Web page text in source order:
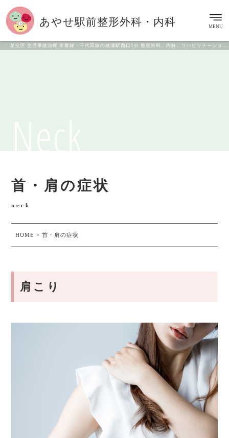
足立区 交通事故治療 常磐線・千代田線の綾瀬駅西口1分 整形外科、内科、リハビリテーション科
あやせ駅前整形外科・内科 MENU
首・肩の症状
neck
HOME >首・肩の症状
肩こり